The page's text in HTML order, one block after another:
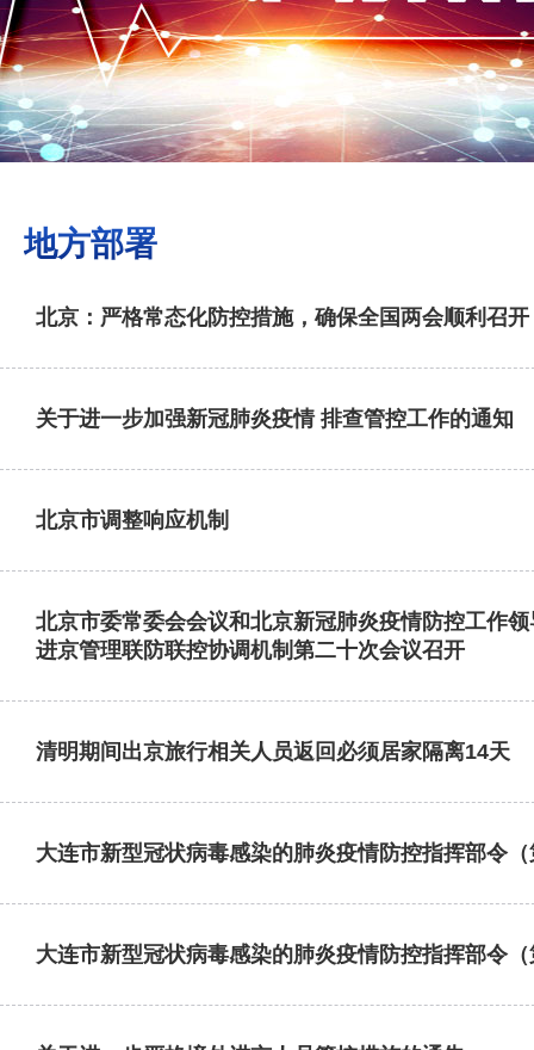
地方部署
北京：严格常态化防控措施，确保全国两会顺利召开
关于进一步加强新冠肺炎疫情 排查管控工作的通知
北京市调整响应机制
北京市委常委会会议和北京新冠肺炎疫情防控工作
进京管理联防联控协调机制第二十次会议召开
清明期间出京旅行相关人员返回必须居家隔离14天
大连市新型冠状病毒感染的肺炎疫情防控指挥部令
大连市新型冠状病毒感染的肺炎疫情防控指挥部令